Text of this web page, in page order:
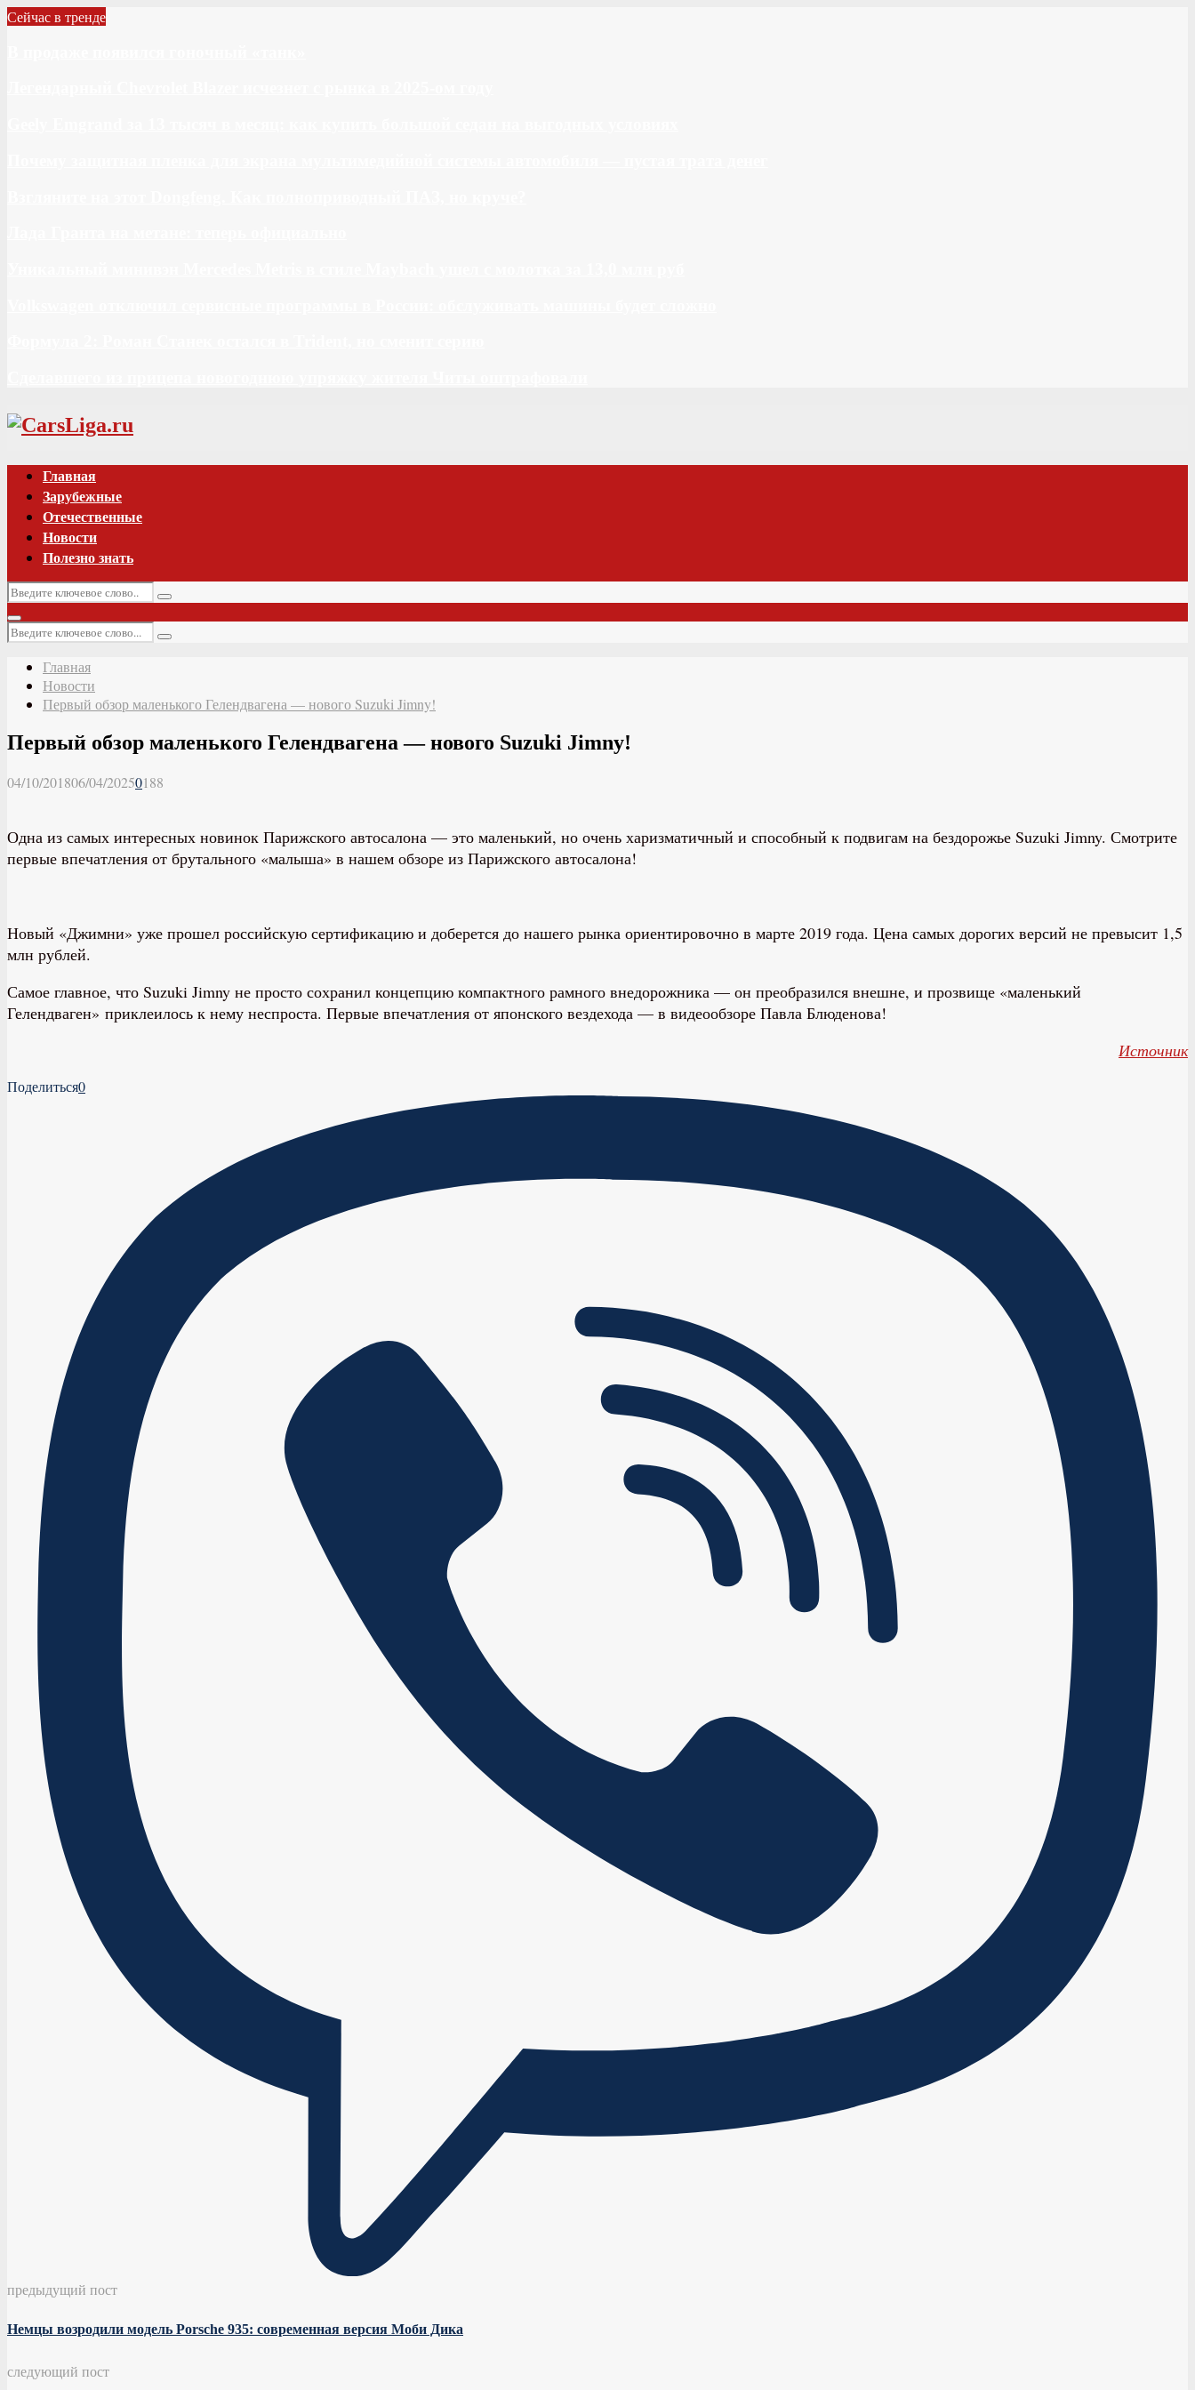
Сейчас в тренде
Vk
Главная
Зарубежные
Отечественные
Новости
Полезно знать
Искать:
Поиск
Основное
меню
Искать:
Поиск
Главная
Новости
Первый обзор маленького Гелендвагена — нового Suzuki Jimny!
Первый обзор маленького Гелендвагена — нового Suzuki Jimny!
04/10/201806/04/20250188
Одна из самых интересных новинок Парижского автосалона — это маленький, но очень харизматичный и способный к подвигам на бездорожье Suzuki Jimny. Смотрите
первые впечатления от брутального «малыша» в нашем обзоре из Парижского автосалона!
Новый «Джимни» уже прошел российскую сертификацию и доберется до нашего рынка ориентировочно в марте 2019 года. Цена самых дорогих версий не превысит 1,5
млн рублей.
Самое главное, что Suzuki Jimny не просто сохранил концепцию компактного рамного внедорожника — он преобразился внешне, и прозвище «маленький
Гелендваген» приклеилось к нему неспроста. Первые впечатления от японского вездехода — в видеообзоре Павла Блюденова!
Источник
Поделиться0
предыдущий пост
Немцы возродили модель Porsche 935: современная версия Моби Дика
следующий пост